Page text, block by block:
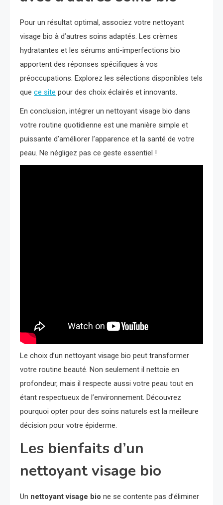
Pour un résultat optimal, associez votre nettoyant
visage bio à d’autres soins adaptés. Les crèmes
hydratantes et les sérums anti-imperfections bio
apportent des réponses spécifiques à vos
préoccupations. Explorez les sélections disponibles tels
que ce site pour des choix éclairés et innovants.
En conclusion, intégrer un nettoyant visage bio dans
votre routine quotidienne est une manière simple et
puissante d’améliorer l’apparence et la santé de votre
peau. Ne négligez pas ce geste essentiel !
Le choix d’un nettoyant visage bio peut transformer
votre routine beauté. Non seulement il nettoie en
profondeur, mais il respecte aussi votre peau tout en
étant respectueux de l’environnement. Découvrez
pourquoi opter pour des soins naturels est la meilleure
décision pour votre épiderme.
Les bienfaits d’un
nettoyant visage bio
Un nettoyant visage bio ne se contente pas d’éliminer